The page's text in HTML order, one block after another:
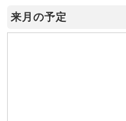
来月の予定